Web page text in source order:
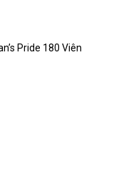
Pride 180 Viên